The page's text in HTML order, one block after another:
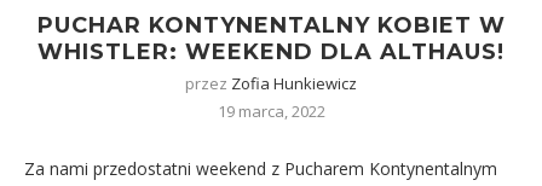
PUCHAR KONTYNENTALNY KOBIET W
WHISTLER: WEEKEND DLA ALTHAUS!
przez Zofia Hunkiewicz
19 marca, 2022
Za nami przedostatni weekend z Pucharem Kontynentalnym